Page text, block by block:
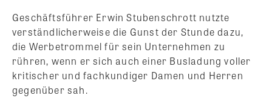
Geschäftsführer Erwin Stubenschrott nutzte
verständlicherweise die Gunst der Stunde dazu,
die Werbetrommel für sein Unternehmen zu
rühren, wenn er sich auch einer Busladung voller
kritischer und fachkundiger Damen und Herren
gegenüber sah.